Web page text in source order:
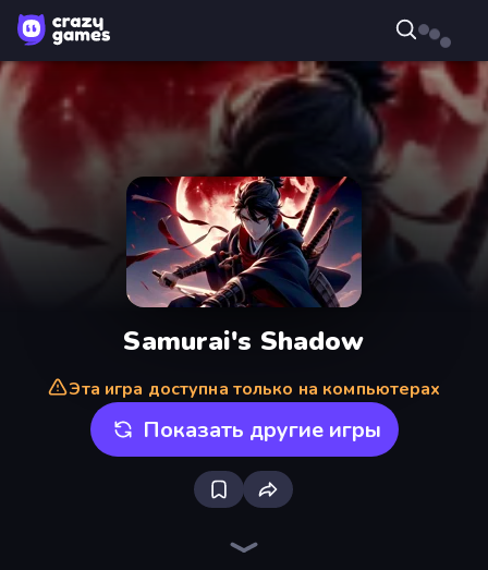
Samurai's Shadow
Эта игра доступна только на компьютерах
Показать другие игры